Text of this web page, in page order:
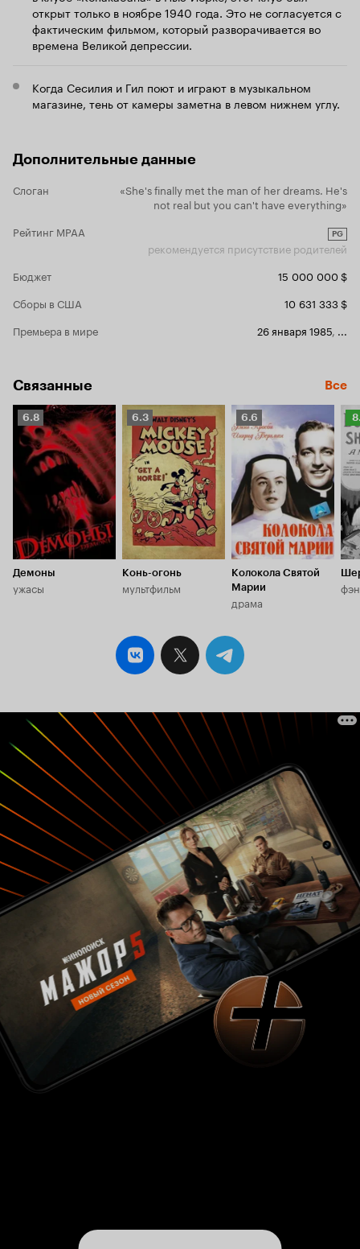
смел и романтичен'. Джим: 'А я настоящий'
Крупный план лица Миа - заключительный кадр
этого, по моему мнению, одного из лучших
фильмов Вуди Аллена, его четвертой
передающего необыкновенную атмосферу
Америки времен Великой Депрессии и
несущего простую, но чрезвычайно важную
многограннее. Этот фильм - совершенно
законченное произведение, которое стоит
посмотреть хотя бы из-за того, что Вуди Аллен
не раз говорил, что 'Пурпурная роза Каира' -
его самый любимый и удачный фильм. Ну а для
тех, кого интересуют полученные фильмом
как 'лучший
иностранный фильм', приз
сценарий.Живые жаждут вымышленной
жизни, а вымышленные - настоящей (с)
открыт только в ноябре 1940 года. Это не согласуется с
фактическим фильмом, который разворачивается во
времена Великой депрессии.
Когда Сесилия и Гил поют и играют в музыкальном
магазине, тень от камеры заметна в левом нижнем углу.
Дополнительные данные
Слоган
«She's finally met the man of her dreams. He's
not real but you can't have everything»
Рейтинг MPAA
PG
рекомендуется присутствие родителей
Бюджет
15 000 000 $
Сборы в США
10 631 333 $
Премьера в мире
26 января 1985
Связанные Все
Рейтинг
Кинопоиска
6.8
6.8
Демоны
ужасы
Рейтинг
Кинопоиска
6.3
6.3
Конь-огонь
мультфильм
Рейтинг
Кинопоиска
6.6
Колокола Святой
Марии
драма